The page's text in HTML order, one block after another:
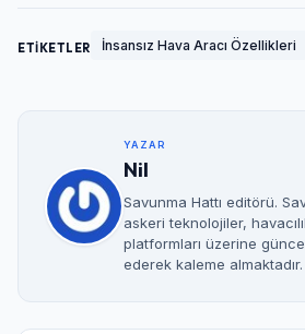
ETİKETLER İnsansız Hava Aracı Özellikleri
YAZAR
Nil
Savunma Hattı editörü.
askeri teknolojiler,
platformları üzerine
ederek kaleme almaktadır.